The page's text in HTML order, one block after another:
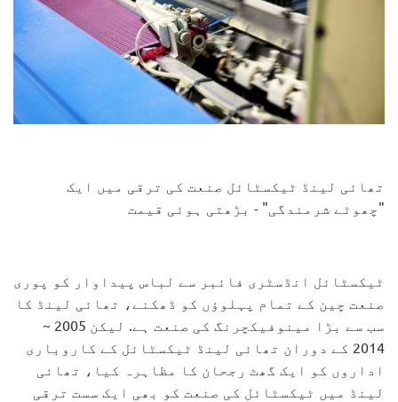
تھائی لینڈ ٹیکسٹائل صنعت کی ترقی میں ایک
"چھوٹے شرمندگی" - بڑھتی ہوئی قیمت
ٹیکسٹائل انڈسٹری فائبر سے لباس پیداوار کو پوری
صنعت چین کے تمام پہلوؤں کو ڈھکنے، تھائی لینڈ کا
سب سے بڑا مینوفیکچرنگ کی صنعت ہے. لیکن 2005 ~
2014 کے دوران تھائی لینڈ ٹیکسٹائل کے کاروباری
اداروں کو ایک گھٹ رجحان کا مظاہرہ کیا، تھائی
لینڈ میں ٹیکسٹائل کی صنعت کو بھی ایک سست ترقی